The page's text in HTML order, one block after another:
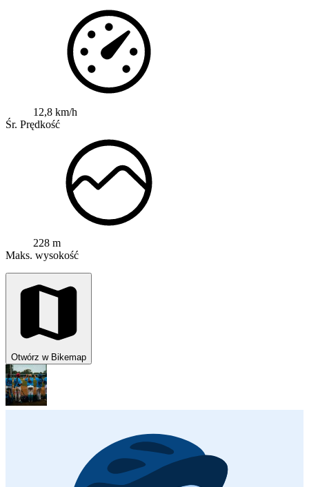
12,8 km/h
Śr. Prędkość
228 m
Maks. wysokość
Otwórz w Bikemap